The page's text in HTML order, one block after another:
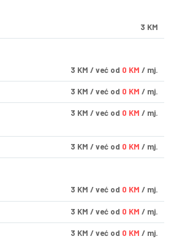
3 KM
3 KM / već od 0 KM / mj.
3 KM / već od 0 KM / mj.
3 KM / već od 0 KM / mj.
3 KM / već od 0 KM / mj.
3 KM / već od 0 KM / mj.
3 KM / već od 0 KM / mj.
3 KM / već od 0 KM / mj.